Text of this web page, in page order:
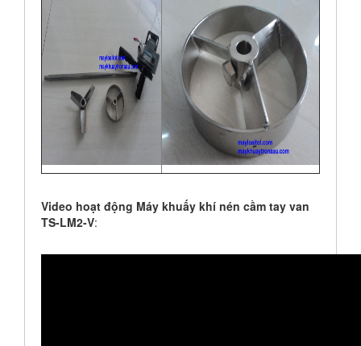
Video hoạt động Máy khuấy khí nén cầm tay van
TS-LM2-V: